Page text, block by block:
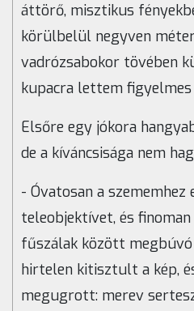
áttörő, misztikus
körülbelül negyven
vadrózsabokor tövében
kupacra lettem
Elsőre egy jókora
de a kíváncsisága nem
- Óvatosan a szememhez
teleobjektívet, és
fűszálak között
hirtelen kitisztult a kép,
megugrott: merev